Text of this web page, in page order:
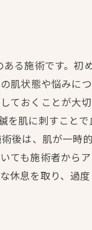
る施術です。初
肌状態や悩みに
ておくことが大
を肌に刺すこと
後は、肌が一時
ても施術者から
休息を取り、過